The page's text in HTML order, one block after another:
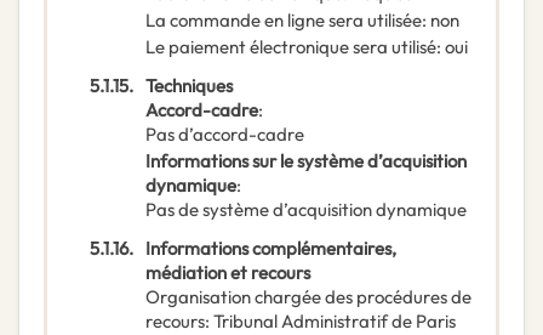
La commande en ligne sera utilisée: non
Le paiement électronique sera utilisé: oui
5.1.15. Techniques
Accord-cadre:
Pas d’accord-cadre
Informations sur le système d’acquisition
dynamique:
Pas de système d’acquisition dynamique
5.1.16. Informations complémentaires,
médiation et recours
Organisation chargée des procédures de
recours: Tribunal Administratif de Paris